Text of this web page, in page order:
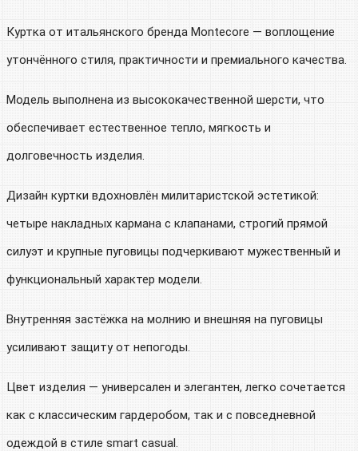
Куртка от итальянского бренда Montecore — воплощение
утончённого стиля, практичности и премиального качества.
Модель выполнена из высококачественной шерсти, что
обеспечивает естественное тепло, мягкость и
долговечность изделия.
Дизайн куртки вдохновлён милитаристской эстетикой:
четыре накладных кармана с клапанами, строгий прямой
силуэт и крупные пуговицы подчеркивают мужественный и
функциональный характер модели.
Внутренняя застёжка на молнию и внешняя на пуговицы
усиливают защиту от непогоды.
Цвет изделия — универсален и элегантен, легко сочетается
как с классическим гардеробом, так и с повседневной
одеждой в стиле smart casual.